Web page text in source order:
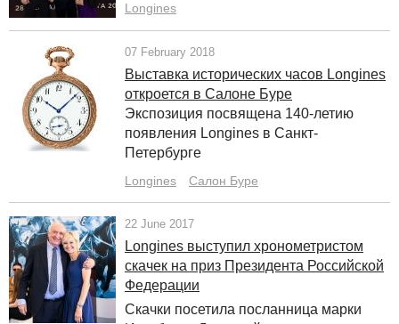
Longines
07 February 2018
Выставка исторических часов Longines
откроется в Салоне Буре
Экспозиция посвящена 140-летию
появления Longines в Санкт-
Петербурге
Longines Салон Буре
22 June 2017
Longines выступил хронометристом
скачек на приз Президента Российской
Федерации
Скачки посетила посланница марки